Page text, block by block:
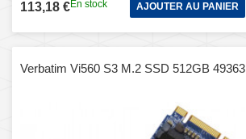
113,18 €En stock AJOUTER AU PANIER
Verbatim Vi560 S3 M.2 SSD 512GB 49363